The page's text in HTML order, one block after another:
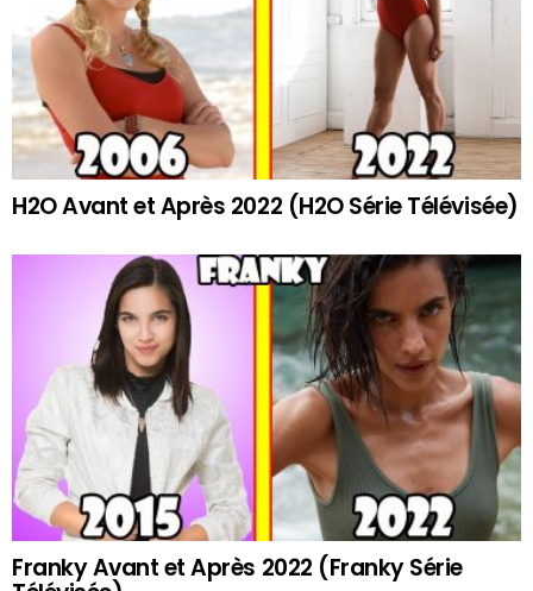
H2O Avant et Après 2022 (H2O Série Télévisée)
Franky Avant et Après 2022 (Franky Série